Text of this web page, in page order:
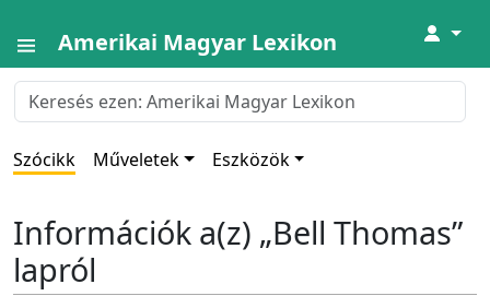
Amerikai Magyar Lexikon ↓
Szócikk Műveletek Eszközök
Információk a(z) „Bell Thomas”
lapról